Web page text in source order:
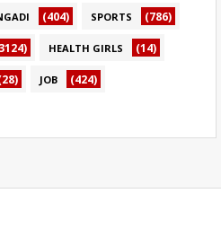
(404) SPORTS (786)
HEALTH GIRLS (14)
JOB (424)